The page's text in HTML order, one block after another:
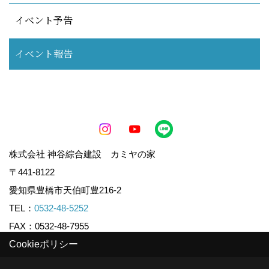
イベント予告
イベント報告
株式会社 神谷綜合建設 カミヤの家
〒441-8122
愛知県豊橋市天伯町豊216-2
TEL： 0532-48-5252
FAX：0532-48-7955
Cookieポリシー